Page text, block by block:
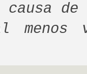
de
menos